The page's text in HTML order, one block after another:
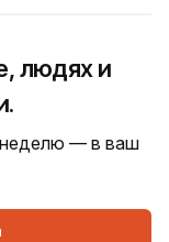
людях и
неделю — в ваш